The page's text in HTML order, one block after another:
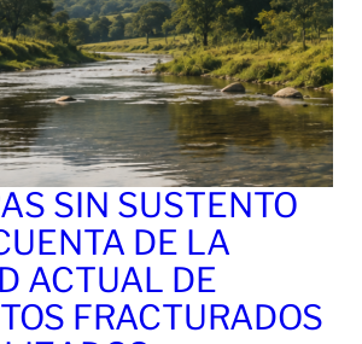
SIN SUSTENTO
DE LA
ACTUAL DE
FRACTURADOS